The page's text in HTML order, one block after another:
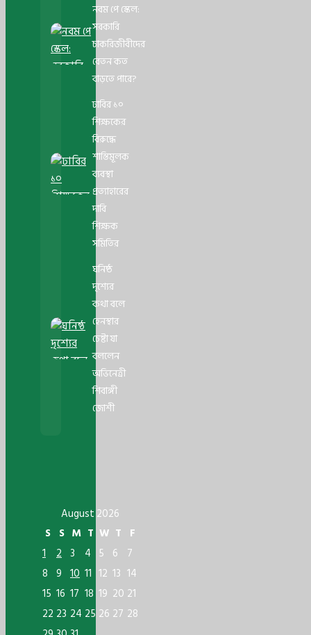
নবম পে স্কেল:
সরকারি
চাকরিজীবীদের
বেতন কত
বাড়তে পারে?
ঢাবির ১০
শিক্ষকের
বিরুদ্ধে
শাস্তিমূলক
ব্যবস্থা
প্রত্যাহারের
দাবি
শিক্ষক
সমিতির
ঘনিষ্ঠ
দৃশ্যের
কথা বলে
হেনস্থার
চেষ্টা যা
বললেন
অভিনেত্রী
শিবাঙ্গী
জোশী
August 2026
S S M T W T F
1 2 3 4 5 6 7
8 9 10 11 12 13 14
15 16 17 18 19 20 21
22 23 24 25 26 27 28